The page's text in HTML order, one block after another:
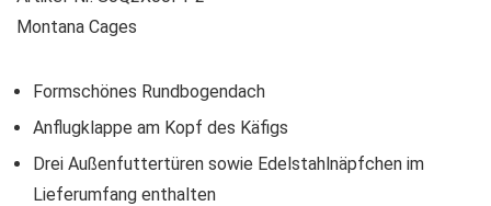
Montana Cages
Formschönes Rundbogendach
Anflugklappe am Kopf des Käfigs
Drei Außenfuttertüren sowie Edelstahlnäpfchen im
Lieferumfang enthalten